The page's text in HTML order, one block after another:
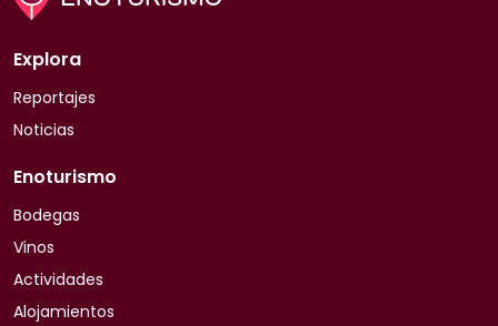
Explora
Reportajes
Noticias
Enoturismo
Bodegas
Vinos
Actividades
Alojamientos